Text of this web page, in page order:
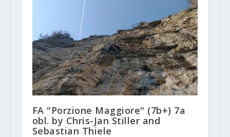
FA "Porzione Maggiore" (7b+) 7a
obl. by Chris-Jan Stiller and
Sebastian Thiele